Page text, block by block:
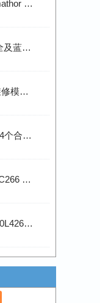
PDF处理软件 GiliSoft Formathor v6.1.0 中文破解版（内含注册码）
Windows 系统蓝屏代码大全及蓝屏代码解决方案
柯尼卡美能达复合机进入维修模式的方法 登录密码
贝瓦儿歌-高清-MP4视频244个合集支持在线播放
柯尼卡美能达 柯美 bizhub C266 C226 C256 彩色复印机维修手册
爱普生清零软件epsonL4260L4263L4265L4266L4267L4268L4269含教程